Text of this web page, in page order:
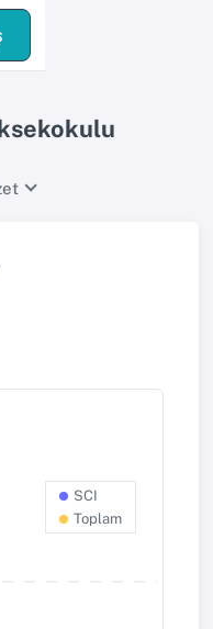
SCI
Toplam